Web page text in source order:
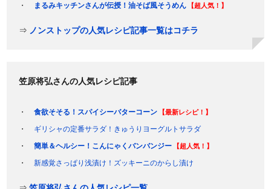
まるみキッチンさんが伝授！油そば風そうめん
【超人気！】
⇒ ノンストップの人気レシピ記事一覧はコチラ
笠原将弘さんの人気レシピ記事
食欲そそる！スパイシーバターコーン 【最新レシピ！】
ギリシャの定番サラダ！きゅうりヨーグルトサラダ
簡単＆ヘルシー！こんにゃくバンバンジー
【超人気！】
新感覚さっぱり浅漬け！ズッキーニのからし漬け